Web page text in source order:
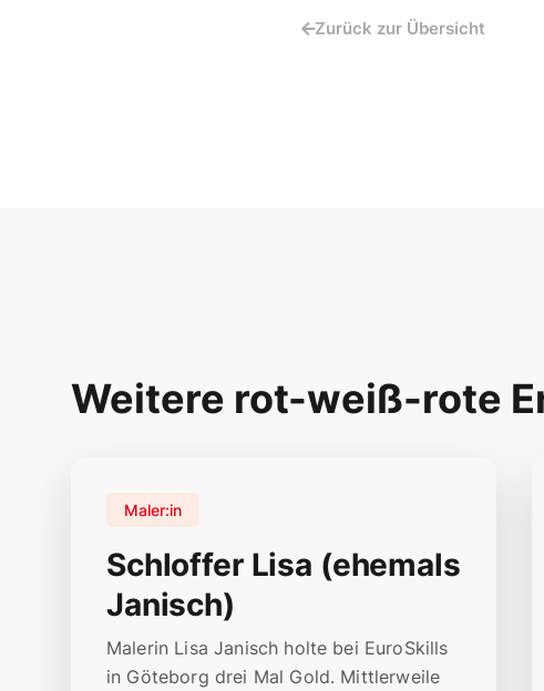
Zurück zur Übersicht
Weitere rot-weiß-rote
Schloffer Lisa (ehemals
Janisch)
Maler:in
Malerin Lisa Janisch holte bei EuroSkills
in Göteborg drei Mal Gold. Mittlerweile